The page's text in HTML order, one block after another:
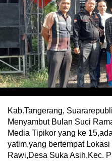
Kab.Tangerang,
Menyambut Bulan Suci
Media Tipikor yang ke
yatim,yang bertempat
Rawi,Desa Suka Asih,Kec.